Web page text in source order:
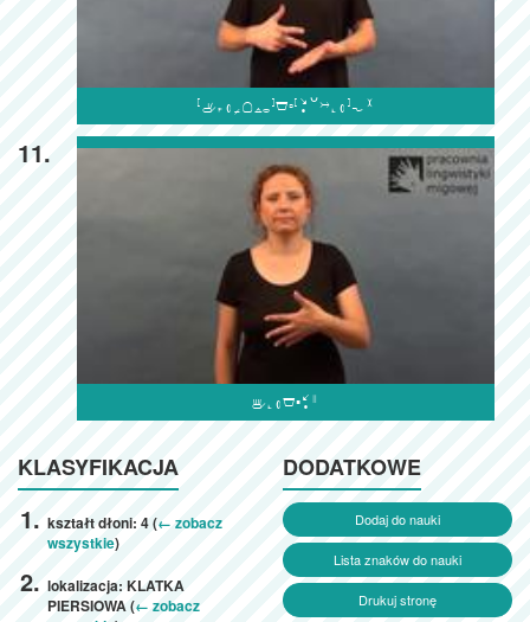

11.

KLASYFIKACJA
kształt dłoni: 4 (← zobacz
wszystkie)
lokalizacja: KLATKA
PIERSIOWA (← zobacz
DODATKOWE
Dodaj do nauki
Lista znaków do nauki
Drukuj stronę